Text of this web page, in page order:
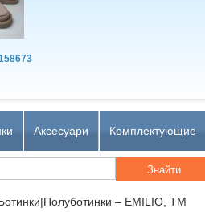
Аксесуари Комплектующие
– EMILIO, TM